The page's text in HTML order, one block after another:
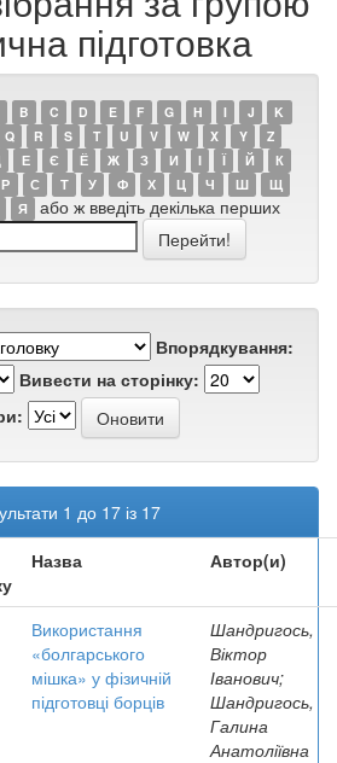
підготовка
B C D E F G H I J
K
Q R S T U V W X Y
Z
Е Є Ё Ж З И І Ї Й
К
Р С Т У Ф Х Ц Ч Ш
Щ
Я
або ж введіть декілька перших
Впорядкування:
Вивести на сторінку:
1 до 17 із 17
Назва Автор(и)
Використання
«болгарського
мішка» у фізичній
підготовці борців
Шандригось,
Віктор
Іванович;
Шандригось,
Галина
Анатоліївна